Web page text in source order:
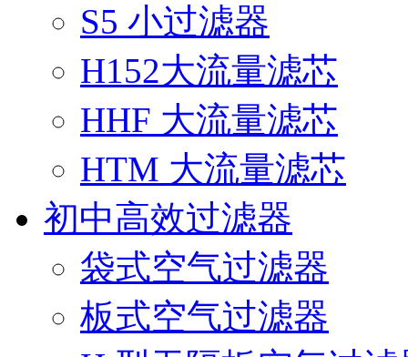
S5 小过滤器
H152大流量滤芯
HHF 大流量滤芯
HTM 大流量滤芯
初中高效过滤器
袋式空气过滤器
板式空气过滤器